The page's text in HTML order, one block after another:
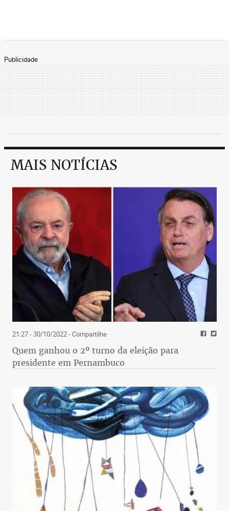
Publicidade
MAIS NOTÍCIAS
21:27 - 30/10/2022- Compartilhe
Quem ganhou o 2º turno da eleição para
presidente em Pernambuco